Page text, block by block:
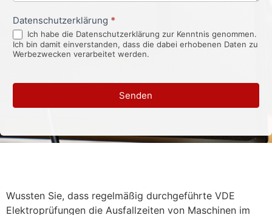
Datenschutzerklärung *
Ich habe die Datenschutzerklärung zur Kenntnis genommen.
Ich bin damit einverstanden, dass die dabei erhobenen Daten zu
Werbezwecken verarbeitet werden.
Senden
Wussten Sie, dass regelmäßig durchgeführte VDE
Elektroprüfungen die Ausfallzeiten von Maschinen im